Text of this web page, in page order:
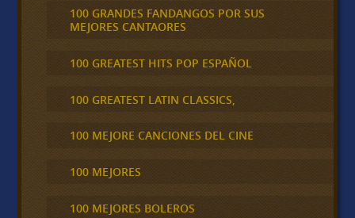
100 GRANDES FANDANGOS POR SUS
MEJORES CANTAORES
100 GREATEST HITS POP ESPAÑOL
100 GREATEST LATIN CLASSICS,
100 MEJORE CANCIONES DEL CINE
100 MEJORES
100 MEJORES BOLEROS